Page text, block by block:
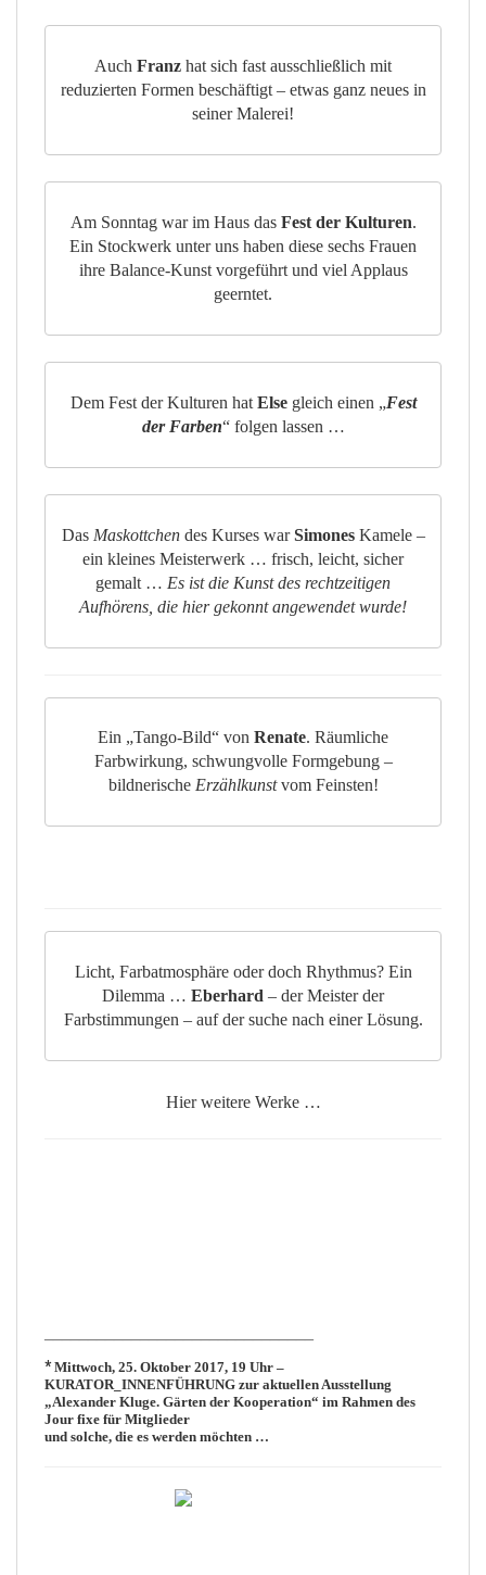
Auch Franz hat sich fast ausschließlich mit
reduzierten Formen beschäftigt – etwas ganz neues in
seiner Malerei!
Am Sonntag war im Haus das Fest der Kulturen.
Ein Stockwerk unter uns haben diese sechs Frauen
ihre Balance-Kunst vorgeführt und viel Applaus
geerntet.
Dem Fest der Kulturen hat Elsegleich einen „Fest
der Farben“ folgen lassen …
Das Maskottchendes Kurses warSimonesKamele –
ein kleines Meisterwerk … frisch, leicht, sicher
gemalt … Es ist die Kunst des rechtzeitigen
Aufhörens, die hier gekonnt angewendet wurde!
Ein „Tango-Bild“ von Renate. Räumliche
Farbwirkung, schwungvolle Formgebung –
bildnerische Erzählkunstvom Feinsten!
Licht, Farbatmosphäre oder doch Rhythmus? Ein
Dilemma … Eberhard – der Meister der
Farbstimmungen – auf der suche nach einer Lösung.
Hier weitere Werke …
*Mittwoch, 25. Oktober 2017, 19 Uhr –
KURATOR_INNENFÜHRUNG zur aktuellen Ausstellung
„Alexander Kluge. Gärten der Kooperation“ im Rahmen des
Jour fixe für Mitglieder
und solche, die es werden möchten …